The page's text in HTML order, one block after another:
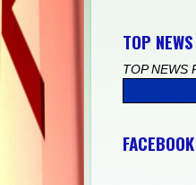
TOP NEWS
TOP NEWS
CLIENTI PER L'UFFICIO